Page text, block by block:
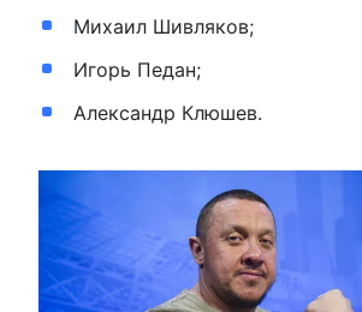
Михаил Шивляков;
Игорь Педан;
Александр Клюшев.